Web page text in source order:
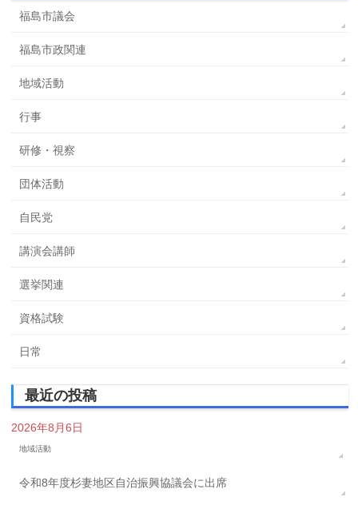
福島市議会
福島市政関連
地域活動
行事
研修・視察
団体活動
自民党
講演会講師
選挙関連
資格試験
日常
最近の投稿
2026年8月6日
地域活動
令和8年度杉妻地区自治振興協議会に出席